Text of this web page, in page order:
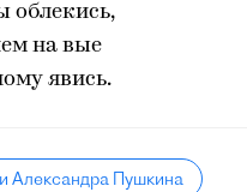
облекись,
на вые
явись.
Александра Пушкина